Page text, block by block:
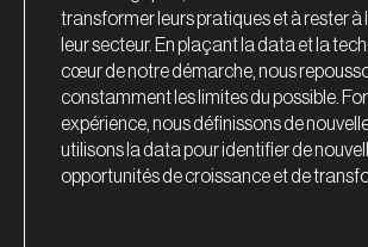
transformer leurs pratiques et à rester à
leur secteur. En plaçant la data et la
cœur de notre démarche, nous
constamment les limites du possible.
expérience, nous définissons de
utilisons la data pour identifier de
opportunités de croissance et de